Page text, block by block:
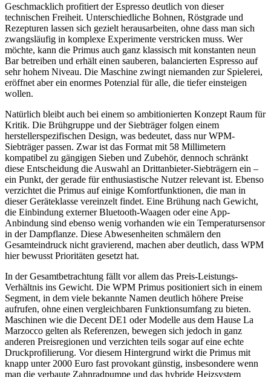
Geschmacklich profitiert der Espresso deutlich von dieser
technischen Freiheit. Unterschiedliche Bohnen, Röstgrade und
Rezepturen lassen sich gezielt herausarbeiten, ohne dass man sich
zwangsläufig in komplexe Experimente verstricken muss. Wer
möchte, kann die Primus auch ganz klassisch mit konstanten neun
Bar betreiben und erhält einen sauberen, balancierten Espresso auf
sehr hohem Niveau. Die Maschine zwingt niemanden zur Spielerei,
eröffnet aber ein enormes Potenzial für alle, die tiefer einsteigen
wollen.
Natürlich bleibt auch bei einem so ambitionierten Konzept Raum für
Kritik. Die Brühgruppe und der Siebträger folgen einem
herstellerspezifischen Design, was bedeutet, dass nur WPM-
Siebträger passen. Zwar ist das Format mit 58 Millimetern
kompatibel zu gängigen Sieben und Zubehör, dennoch schränkt
diese Entscheidung die Auswahl an Drittanbieter-Siebträgern ein –
ein Punkt, der gerade für enthusiastische Nutzer relevant ist. Ebenso
verzichtet die Primus auf einige Komfortfunktionen, die man in
dieser Geräteklasse vereinzelt findet. Eine Brühung nach Gewicht,
die Einbindung externer Bluetooth-Waagen oder eine App-
Anbindung sind ebenso wenig vorhanden wie ein Temperatursensor
in der Dampflanze. Diese Abwesenheiten schmälern den
Gesamteindruck nicht gravierend, machen aber deutlich, dass WPM
hier bewusst Prioritäten gesetzt hat.
In der Gesamtbetrachtung fällt vor allem das Preis-Leistungs-
Verhältnis ins Gewicht. Die WPM Primus positioniert sich in einem
Segment, in dem viele bekannte Namen deutlich höhere Preise
aufrufen, ohne einen vergleichbaren Funktionsumfang zu bieten.
Maschinen wie die Decent DE1 oder Modelle aus dem Hause La
Marzocco gelten als Referenzen, bewegen sich jedoch in ganz
anderen Preisregionen und verzichten teils sogar auf eine echte
Druckprofilierung. Vor diesem Hintergrund wirkt die Primus mit
knapp unter 2000 Euro fast provokant günstig, insbesondere wenn
man die verbaute Zahnradpumpe und das hybride Heizsystem